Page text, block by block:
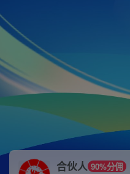
合伙人 90%分佣